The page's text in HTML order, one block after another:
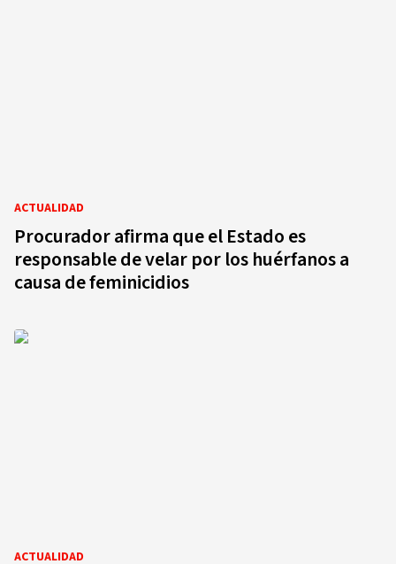
ACTUALIDAD
Procurador afirma que el Estado es
responsable de velar por los huérfanos a
causa de feminicidios
ACTUALIDAD